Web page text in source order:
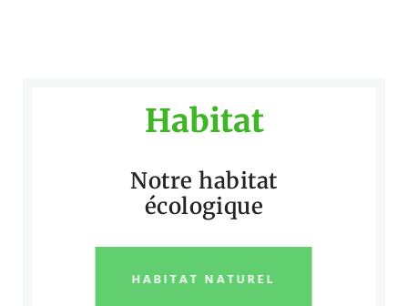
Habitat
Notre habitat
écologique
HABITAT NATUREL